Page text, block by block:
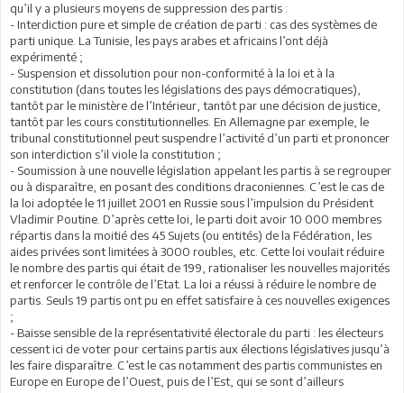
qu’il y a plusieurs moyens de suppression des partis :
- Interdiction pure et simple de création de parti : cas des systèmes de
parti unique. La Tunisie, les pays arabes et africains l’ont déjà
expérimenté ;
- Suspension et dissolution pour non-conformité à la loi et à la
constitution (dans toutes les législations des pays démocratiques),
tantôt par le ministère de l’Intérieur, tantôt par une décision de justice,
tantôt par les cours constitutionnelles. En Allemagne par exemple, le
tribunal constitutionnel peut suspendre l’activité d’un parti et prononcer
son interdiction s’il viole la constitution ;
- Soumission à une nouvelle législation appelant les partis à se regrouper
ou à disparaître, en posant des conditions draconiennes. C’est le cas de
la loi adoptée le 11 juillet 2001 en Russie sous l’impulsion du Président
Vladimir Poutine. D’après cette loi, le parti doit avoir 10 000 membres
répartis dans la moitié des 45 Sujets (ou entités) de la Fédération, les
aides privées sont limitées à 3000 roubles, etc. Cette loi voulait réduire
le nombre des partis qui était de 199, rationaliser les nouvelles majorités
et renforcer le contrôle de l’Etat. La loi a réussi à réduire le nombre de
partis. Seuls 19 partis ont pu en effet satisfaire à ces nouvelles exigences
;
- Baisse sensible de la représentativité électorale du parti : les électeurs
cessent ici de voter pour certains partis aux élections législatives jusqu’à
les faire disparaître. C’est le cas notamment des partis communistes en
Europe en Europe de l’Ouest, puis de l’Est, qui se sont d’ailleurs